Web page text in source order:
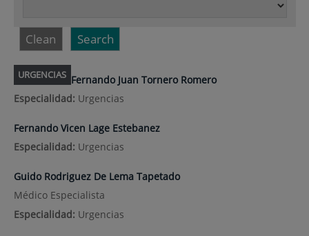
Clean Search
URGENCIAS Fernando Juan Tornero Romero
Especialidad: Urgencias
Fernando Vicen Lage Estebanez
Especialidad: Urgencias
Guido Rodriguez De Lema Tapetado
Médico Especialista
Especialidad: Urgencias